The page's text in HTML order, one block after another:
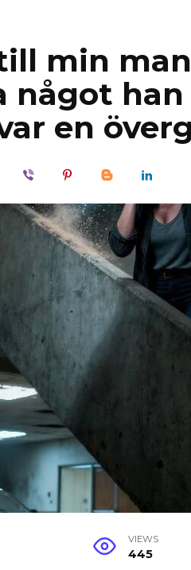
min
något
en
VIEWS
445